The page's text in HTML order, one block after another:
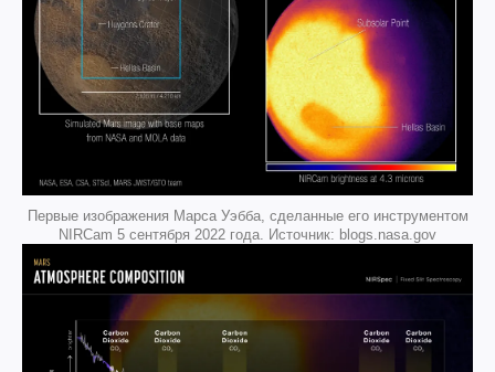
Первые изображения Марса Уэбба, сделанные его инструментом
NIRCam 5 сентября 2022 года. Источник: blogs.nasa.gov